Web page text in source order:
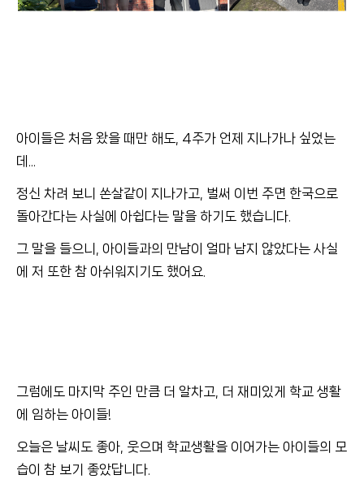
아이들은 처음 왔을 때만 해도, 4주가 언제 지나가나 싶었는
데...
정신 차려 보니 쏜살같이 지나가고, 벌써 이번 주면 한국으로
돌아간다는 사실에 아쉽다는 말을 하기도 했습니다.
그 말을 들으니, 아이들과의 만남이 얼마 남지 않았다는 사실
에 저 또한 참 아쉬워지기도 했어요.
그럼에도 마지막 주인 만큼 더 알차고, 더 재미있게 학교 생활
에 임하는 아이들!
오늘은 날씨도 좋아, 웃으며 학교생활을 이어가는 아이들의 모
습이 참 보기 좋았답니다.